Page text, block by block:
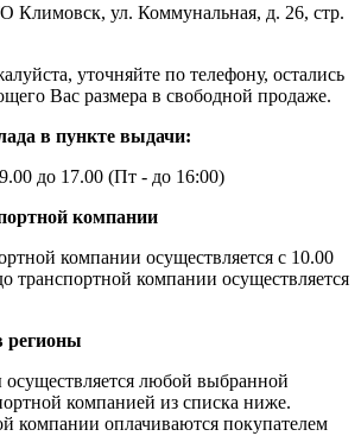
Климовск, ул. Коммунальная, д. 26, стр.
уточняйте по телефону, остались
Вас размера в свободной продаже.
в пункте выдачи:
до 17.00 (Пт - до 16:00)
компании
компании осуществляется с 10.00
транспортной компании осуществляется
регионы
осуществляется любой выбранной
компанией из списка ниже.
компании оплачиваются покупателем